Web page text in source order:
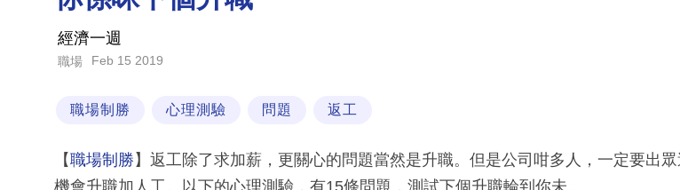
經濟一週
職場 Feb 15 2019
職場制勝 心理測驗 問題 返工
【職場制勝 】返工除了求加薪，更關心的問題當然是升職。但是公司咁多人，一定要出